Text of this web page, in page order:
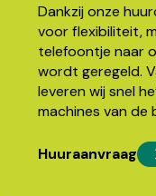
Dankzij onze
voor flexibiliteit,
telefoontje naar
wordt geregeld.
leveren wij snel
machines van de
Huuraanvraag